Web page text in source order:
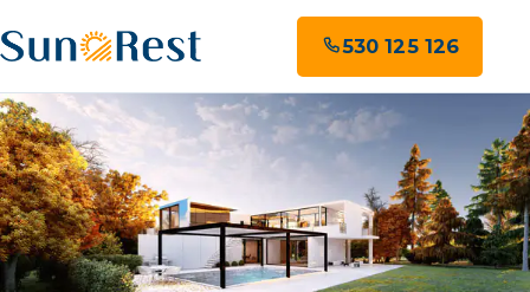
530 125 126